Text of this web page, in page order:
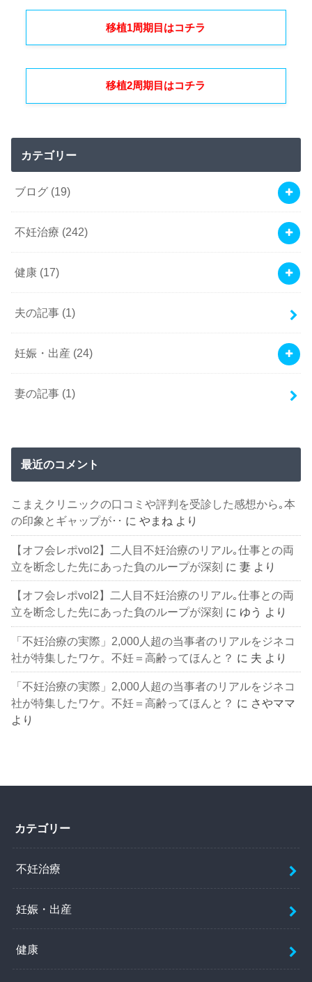
移植1周期目はコチラ
移植2周期目はコチラ
カテゴリー
ブログ (19)
不妊治療 (242)
健康 (17)
夫の記事 (1)
妊娠・出産 (24)
妻の記事 (1)
最近のコメント
こまえクリニックの口コミや評判を受診した感想から｡本
の印象とギャップが･･ にやまね より
【オフ会レポvol2】二人目不妊治療のリアル｡仕事との両
立を断念した先にあった負のループが深刻 に妻 より
【オフ会レポvol2】二人目不妊治療のリアル｡仕事との両
立を断念した先にあった負のループが深刻 に ゆう より
「不妊治療の実際」2,000人超の当事者のリアルをジネコ
社が特集したワケ。不妊＝高齢ってほんと？ に 夫 より
「不妊治療の実際」2,000人超の当事者のリアルをジネコ
社が特集したワケ。不妊＝高齢ってほんと？ に さやママ
より
カテゴリー
不妊治療
妊娠・出産
健康